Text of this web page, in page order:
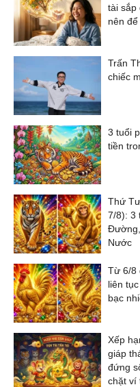
tài sắp
nên để
Trấn
chiếc
3 tuổi
tiền
Thứ
7/8): 3
Nước
Từ 6/8
liên
bạc
Xếp
giáp
đứng
chặt ví